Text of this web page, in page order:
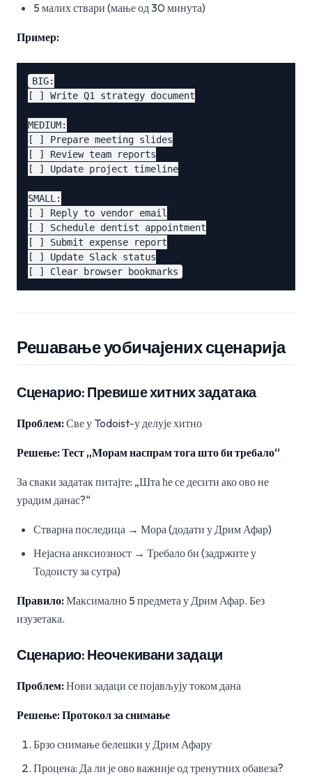
5 малих ствари (мање од 30 минута)
Пример:
BIG:
[ ] Write Q1 strategy document
MEDIUM:
[ ] Prepare meeting slides
[ ] Review team reports
[ ] Update project timeline
SMALL:
[ ] Reply to vendor email
[ ] Schedule dentist appointment
[ ] Submit expense report
[ ] Update Slack status
Решавање уобичајених сценарија
Сценарио: Превише хитних задатака
Проблем:Све у Todoist-у делује хитно
Решење: Тест „Морам наспрам тога што би требало“
За сваки задатак питајте: „Шта ће се десити ако ово не
урадим данас?“
Стварна последица → Мора (додати у Дрим Афар)
Нејасна анксиозност → Требало би (задржите у
Тодоисту за сутра)
Правило:Максимално 5 предмета у Дрим Афар. Без
изузетака.
Сценарио: Неочекивани задаци
Проблем:Нови задаци се појављују током дана
Решење: Протокол за снимање
Брзо снимање белешки у Дрим Афару
Процена: Да ли је ово важније од тренутних обавеза?